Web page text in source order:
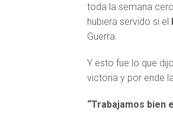
toda la semana
hubiera servido si el
Guerra.
Y esto fue lo que
victoria y por ende
“Trabajamos bien